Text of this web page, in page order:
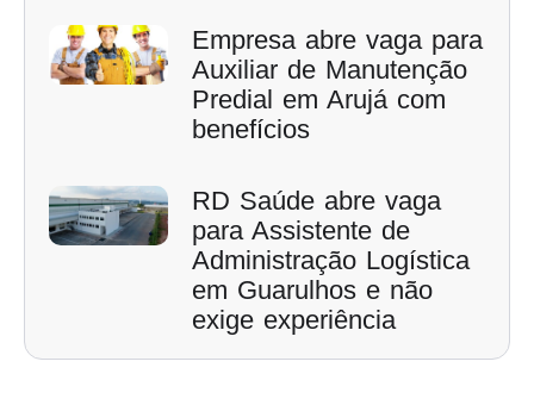
Empresa abre vaga para
Auxiliar de Manutenção
Predial em Arujá com
benefícios
RD Saúde abre vaga
para Assistente de
Administração Logística
em Guarulhos e não
exige experiência